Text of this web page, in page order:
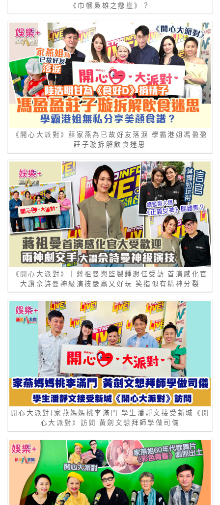
《巾幗梟雄之懸崖》？
《開心大派對》薛家燕為已故好友落淚 學霸港姐馮盈盈
莊子璇拆解飲食迷思
《開心大派對》｜蔣祖曼與監製鍾澍佳受訪 首演感化官
大讚佘詩曼神級演技嚴肅又好玩 笑指似有精神分裂
開心大派對|家燕媽媽桃李滿門 學生潘靜文接受新城《開
心大派對》訪問 黃劍文想拜師學做司儀